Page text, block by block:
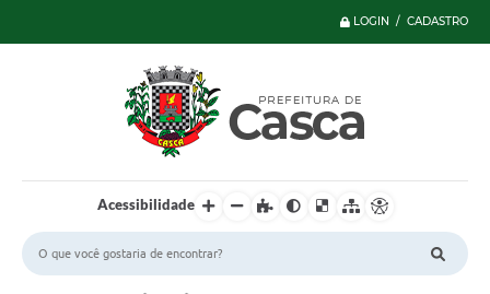
LOGIN / CADASTRO
Acessibilidade